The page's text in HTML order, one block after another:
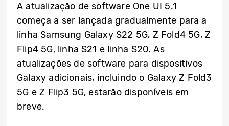
A atualização de software One UI 5.1
começa a ser lançada gradualmente para a
linha Samsung Galaxy S22 5G, Z Fold4 5G, Z
Flip4 5G, linha S21 e linha S20. As
atualizações de software para dispositivos
Galaxy adicionais, incluindo o Galaxy Z Fold3
5G e Z Flip3 5G, estarão disponíveis em
breve.